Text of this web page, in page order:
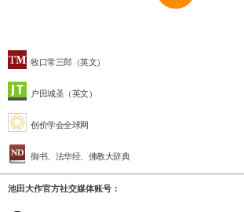
牧口常三郎（英文）
户田城圣（英文）
创价学会全球网
御书、法华经、佛教大辞典
池田大作官方社交媒体账号：